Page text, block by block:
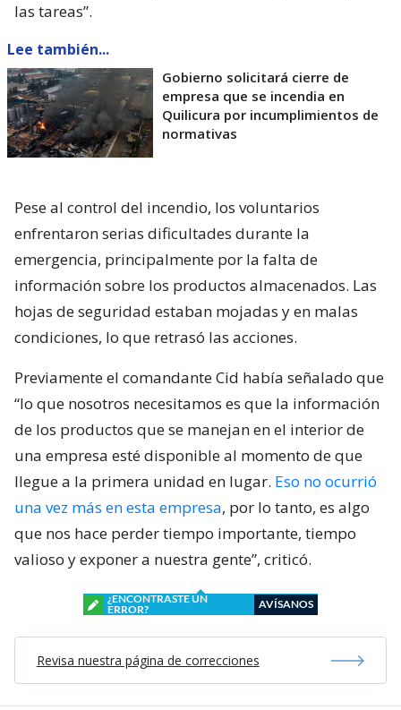
las tareas”.
Lee también...
Gobierno solicitará cierre de
empresa que se incendia en
Quilicura por incumplimientos de
normativas
Pese al control del incendio, los voluntarios
enfrentaron serias dificultades durante la
emergencia, principalmente por la falta de
información sobre los productos almacenados. Las
hojas de seguridad estaban mojadas y en malas
condiciones, lo que retrasó las acciones.
Previamente el comandante Cid había señalado que
“lo que nosotros necesitamos es que la información
de los productos que se manejan en el interior de
una empresa esté disponible al momento de que
llegue a la primera unidad en lugar. Eso no ocurrió
una vez más en esta empresa, por lo tanto, es algo
que nos hace perder tiempo importante, tiempo
valioso y exponer a nuestra gente”, criticó.
¿ENCONTRASTE UN
ERROR?
AVÍSANOS
Revisa nuestra página de correcciones